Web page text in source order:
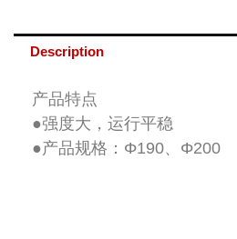
Description
产品特点
●强度大，运行平稳
●产品规格：Φ190、Φ200